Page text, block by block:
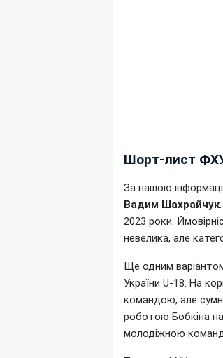
Шорт-лист
За нашою
Вадим Шахрайчук
2023 роки.
невелика, але
Ще одним
України U-18. На
командою, але
роботою Бобкіна на
молодіжною